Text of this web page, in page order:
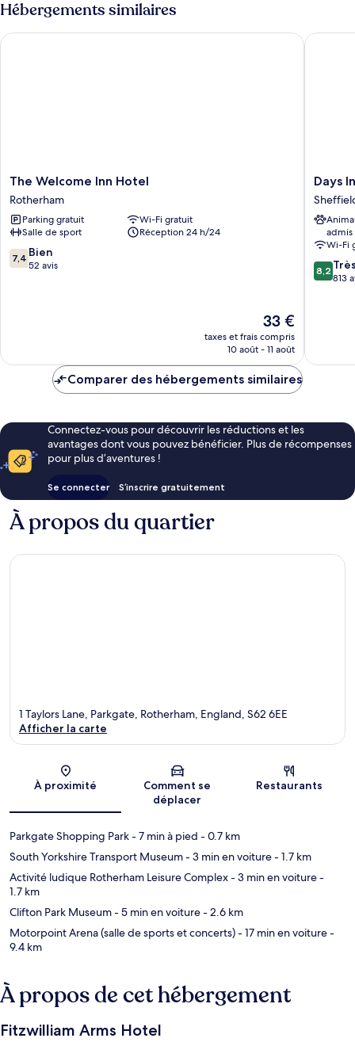
Luxe
de
chambre
Suite
Hébergements similaires
The
Welcome
Inn
Hotel
Rotherham
The Welcome Inn Hotel
Rotherham
Parking gratuit
Wi-Fi gratuit
Salle de sport
Réception 24 h/24
7.4
sur
7,4 Bien
52 avis
Le
nouveau
prix
de
33 €
taxes et frais compris
10 août - 11 août
The Welcome Inn Hotel
Days
Inn
by
M1
Days
admis
Wi-Fi
8.2
sur
8,2
813
Days
Comparer des hébergements similaires
Connectez-vous pour découvrir les réductions et les
avantages dont vous pouvez bénéficier. Plus de récompenses
pour plus d’aventures !
Se connecter S’inscrire gratuitement
À propos du quartier
Carte
1 Taylors Lane, Parkgate, Rotherham, England, S62 6EE
Afficher la carte
À proximité
Comment se
déplacer
Restaurants
Parkgate Shopping Park- 7 min à pied - 0.7 km
South Yorkshire Transport Museum- 3 min en voiture- 1.7 km
Activité ludique Rotherham Leisure Complex- 3 min en voiture-
1.7 km
Clifton Park Museum- 5 min en voiture- 2.6 km
Motorpoint Arena (salle de sports et concerts)- 17 min en voiture-
9.4 km
À propos de cet hébergement
Fitzwilliam Arms Hotel